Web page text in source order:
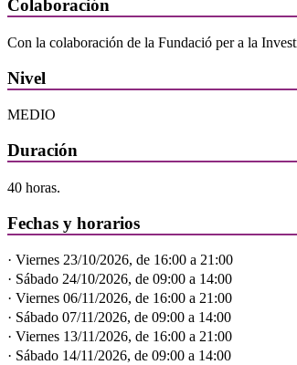
Colaboración
Con la colaboración de la Fundació per a la
Nivel
MEDIO
Duración
40 horas.
Fechas y horarios
· Viernes 23/10/2026, de 16:00 a 21:00
· Sábado 24/10/2026, de 09:00 a 14:00
· Viernes 06/11/2026, de 16:00 a 21:00
· Sábado 07/11/2026, de 09:00 a 14:00
· Viernes 13/11/2026, de 16:00 a 21:00
· Sábado 14/11/2026, de 09:00 a 14:00